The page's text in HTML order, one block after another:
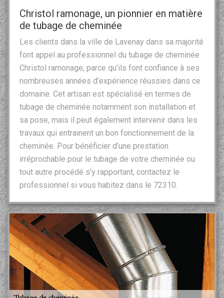
Christol ramonage, un pionnier en matière
de tubage de cheminée
Les clients dans la ville de Lavenay dans sa majorité
font appel au professionnel du tubage de cheminée
Christol ramonage, parce qu’ils font confiance à ses
nombreuses années d’expérience réussies dans ce
domaine. Cet artisan est spécialisé en termes de
tubage de cheminée notamment son installation et
sa pose, mais il peut également intervenir dans les
travaux qui entrainent un bon fonctionnement de la
cheminée. Pour bénéficier d’une prestation
irréprochable pour le tubage de votre cheminée ou
tout autre procédé s’y rapportant, contactez le
professionnel si vous habitez dans le 72310.